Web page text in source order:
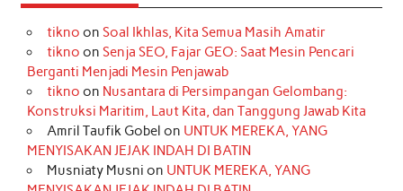
e
b
o
k
t
a
r
a
m
T
o
k
t
e
r
e
s
t
k
e
d
I
n
t
t
r
T
u
e
tikno on Soal Ikhlas, Kita Semua Masih Amatir
tikno on Senja SEO, Fajar GEO: Saat Mesin Pencari
Berganti Menjadi Mesin Penjawab
tikno on Nusantara di Persimpangan Gelombang:
Konstruksi Maritim, Laut Kita, dan Tanggung Jawab Kita
Amril Taufik Gobel on UNTUK MEREKA, YANG
MENYISAKAN JEJAK INDAH DI BATIN
Musniaty Musni on UNTUK MEREKA, YANG